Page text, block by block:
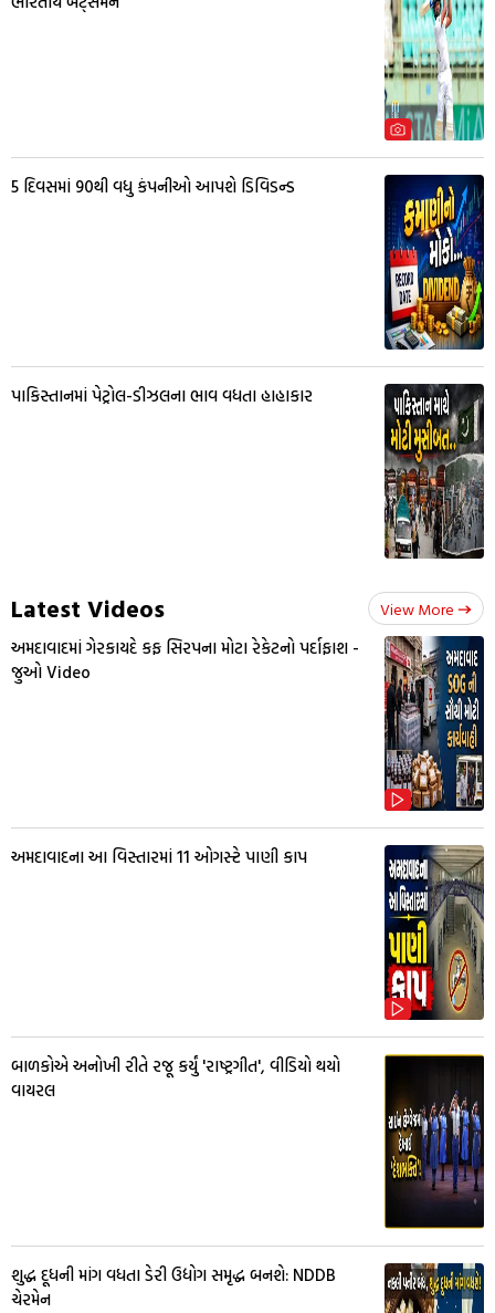
5 દિવસમાં 90થી વધુ કંપનીઓ આપશે ડિવિડન્ડ
પાકિસ્તાનમાં પેટ્રોલ-ડીઝલના ભાવ વધતા હાહાકાર
Latest Videos View More
અમદાવાદમાં ગેરકાયદે કફ સિરપના મોટા રેકેટનો પર્દાફાશ -
જુઓ Video
અમદાવાદના આ વિસ્તારમાં 11 ઓગસ્ટે પાણી કાપ
બાળકોએ અનોખી રીતે રજૂ કર્યું 'રાષ્ટ્રગીત', વીડિયો થયો
વાયરલ
શુદ્ધ દૂધની માંગ વધતા ડેરી ઉદ્યોગ સમૃદ્ધ બનશે: NDDB
ચેરમેન